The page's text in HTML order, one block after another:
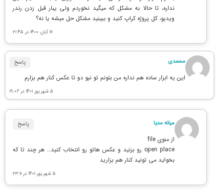
نداره، تا حالا به مشکل که میگید نخوردم ولی یبار قبل زدن رندر
ویدیو، کل پروژه کراپ کنید و ببینید مشکل حل میشه یا نه؟
۱۷ آبان ۱۴۰۰ در ۲۱:۴۵
محمدی پاسخ
این یه ابزار ساده هم نداره من بتونم تو نیو دو تا عکس کنار هم بزارم
۵ شهریور ۱۴۰۱ در ۱۹:۰۶
میانه مدیا پاسخ
از منوی file
open place رو بزنید و عکس هاتو رو انتخاب کنید… هر چند تا که
بخواید می تونید کنار هم بزارید
۵ شهریور ۱۴۰۱ در ۲۳:۱۱